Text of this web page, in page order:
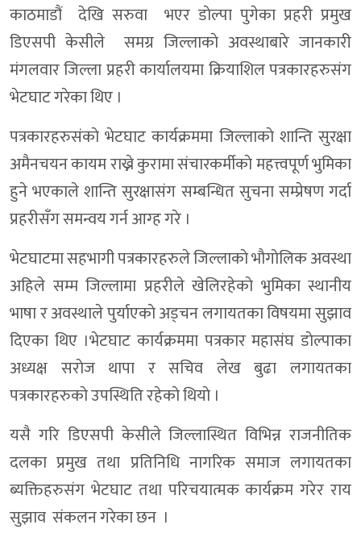
काठमाडौं देखि सरुवा भएर डाेल्पा पुगेका प्रहरी प्रमुख
डिएसपी केसीले समग्र जिल्लाकाे अवस्थाबारे जानकारी
मंगलवार जिल्ला प्रहरी कार्यालयमा क्रियाशिल पत्रकारहरुसंग
भेटघाट गरेका थिए ।
पत्रकारहरुसंकाे भेटघाट कार्यक्रममा जिल्लाकाे शान्ति सुरक्षा
अमैनचयन कायम राख्ने कुरामा संचारकर्मीकाे महत्त्वपूर्ण भुमिका
हुने भएकाले शान्ति सुरक्षासंग सम्बन्धित सुचना सम्प्रेषण गर्दा
प्रहरीसँग समन्वय गर्न आग्ह गरे ।
भेटघाटमा सहभागी पत्रकारहरुले जिल्लाकाे भाैगाेलिक अवस्था
अहिले सम्म जिल्लामा प्रहरीले खेलिरहेकाे भुमिका स्थानीय
भाषा र अवस्थाले पुर्याएकाे अड्चन लगायतका विषयमा सुझाव
दिएका थिए ।भेटघाट कार्यक्रममा पत्रकार महासंघ डाेल्पाका
अध्यक्ष सराेज थापा र सचिव लेख बुढा लगायतका
पत्रकारहरुकाे उपस्थिति रहेकाे थियाे ।
यसै गरि डिएसपी केसीले जिल्लास्थित विभिन्न राजनीतिक
दलका प्रमुख तथा प्रतिनिधि नागरिक समाज लगायतका
ब्यक्तिहरुसंग भेटघाट तथा परिचयात्मक कार्यक्रम गरेर राय
सुझाव संकलन गरेका छन ।